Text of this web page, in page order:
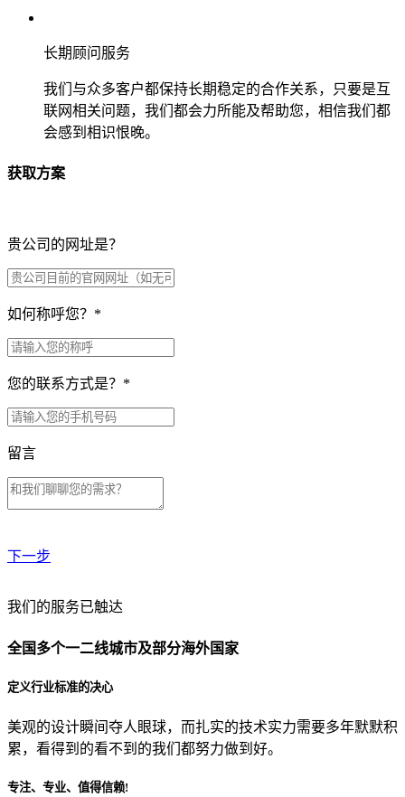
长期顾问服务
我们与众多客户都保持长期稳定的合作关系，只要是互
联网相关问题，我们都会力所能及帮助您，相信我们都
会感到相识恨晚。
获取方案
贵公司的网址是？
如何称呼您？ *
您的联系方式是？ *
留言
下一步
贵公司预算范围是？
贵公司的团队规模是？
目前主要的营销渠道是？
我们的服务已触达
全国多个一二线城市及部分海外国家
定义行业标准的决心
美观的设计瞬间夺人眼球，而扎实的技术实力需要多年默默积
累，看得到的看不到的我们都努力做到好。
专注、专业、值得信赖!